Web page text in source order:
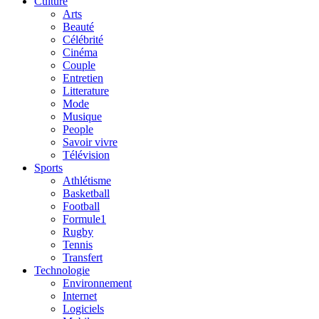
Arts
Beauté
Célébrité
Cinéma
Couple
Entretien
Litterature
Mode
Musique
People
Savoir vivre
Télévision
Sports
Athlétisme
Basketball
Football
Formule1
Rugby
Tennis
Transfert
Technologie
Environnement
Internet
Logiciels